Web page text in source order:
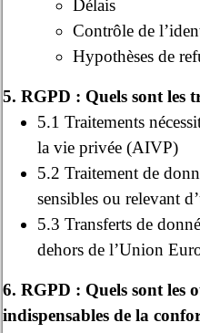
Délais
Contrôle de
Hypothèses de
5. RGPD : Quels sont les
5.1 Traitements
la vie privée (AIVP)
5.2 Traitement de
sensibles ou relevant
5.3 Transferts de
dehors de l’Union
6. RGPD : Quels sont les
indispensables de la